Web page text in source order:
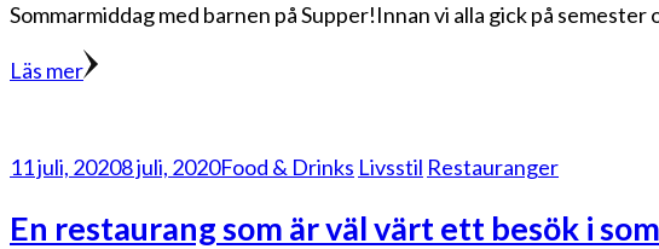
Sommarmiddag med barnen på Supper!Innan vi alla gick på
Läs mer
11 juli, 20208 juli, 2020Food & Drinks Livsstil Restauranger
En restaurang som är väl värt ett besök i